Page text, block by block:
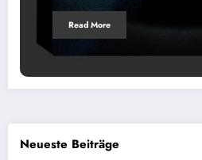
Read More
Neueste Beiträge